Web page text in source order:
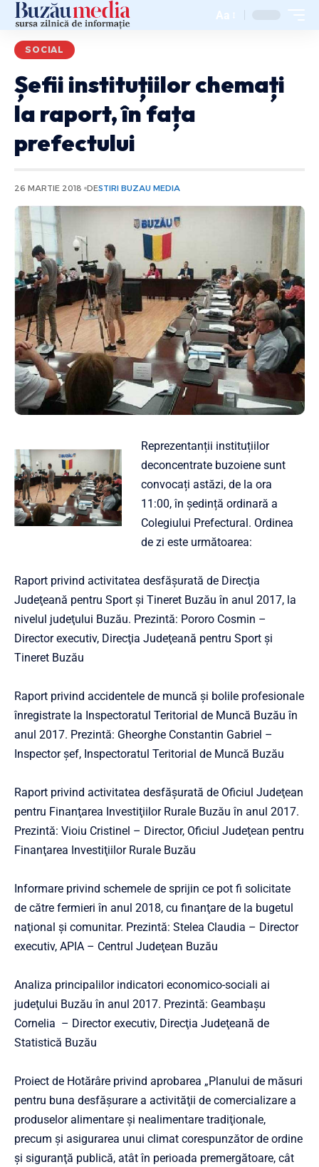
Aa
SOCIAL
Șefii instituțiilor chemați
la raport, în fața
prefectului
26 MARTIE 2018 DESTIRI BUZAU MEDIA
Reprezentanții instituțiilor
deconcentrate buzoiene sunt
convocați astăzi, de la ora
11:00, în ședință ordinară a
Colegiului Prefectural. Ordinea
de zi este următoarea:
Raport privind activitatea desfăşurată de Direcţia
Judeţeană pentru Sport şi Tineret Buzău în anul 2017, la
nivelul judeţului Buzău. Prezintă: Pororo Cosmin –
Director executiv, Direcţia Judeţeană pentru Sport şi
Tineret Buzău
Raport privind accidentele de muncă şi bolile profesionale
înregistrate la Inspectoratul Teritorial de Muncă Buzău în
anul 2017. Prezintă: Gheorghe Constantin Gabriel –
Inspector şef, Inspectoratul Teritorial de Muncă Buzău
Raport privind activitatea desfăşurată de Oficiul Judeţean
pentru Finanţarea Investiţiilor Rurale Buzău în anul 2017.
Prezintă: Vioiu Cristinel – Director, Oficiul Judeţean pentru
Finanţarea Investiţiilor Rurale Buzău
Informare privind schemele de sprijin ce pot fi solicitate
de către fermieri în anul 2018, cu finanţare de la bugetul
naţional şi comunitar. Prezintă: Stelea Claudia – Director
executiv, APIA – Centrul Judeţean Buzău
Analiza principalilor indicatori economico-sociali ai
judeţului Buzău în anul 2017. Prezintă: Geambaşu
Cornelia – Director executiv, Direcţia Judeţeană de
Statistică Buzău
Proiect de Hotărâre privind aprobarea „Planului de măsuri
pentru buna desfăşurare a activităţii de comercializare a
produselor alimentare şi nealimentare tradiţionale,
precum şi asigurarea unui climat corespunzător de ordine
şi siguranţă publică, atât în perioada premergătoare, cât